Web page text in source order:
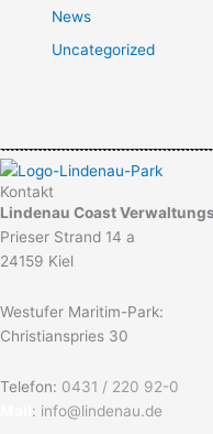
News
Uncategorized
Kontakt
Lindenau Coast
Prieser Strand 14 a
24159 Kiel
Westufer Maritim-Park:
Christianspries 30
Telefon: 0431 / 220 92-0
: info@lindenau.de